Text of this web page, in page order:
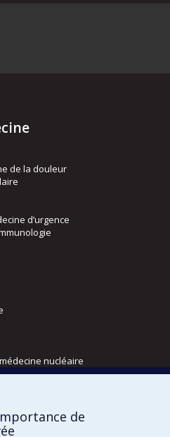
de la douleur
d’urgence
nucléaire
physique
de